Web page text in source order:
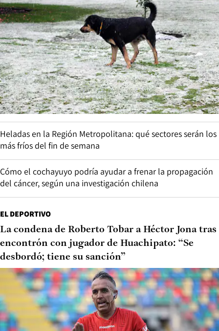
Heladas en la Región Metropolitana: qué sectores serán los
más fríos del fin de semana
Cómo el cochayuyo podría ayudar a frenar la propagación
del cáncer, según una investigación chilena
EL DEPORTIVO
La condena de Roberto Tobar a Héctor Jona tras
encontrón con jugador de Huachipato: “Se
desbordó; tiene su sanción”